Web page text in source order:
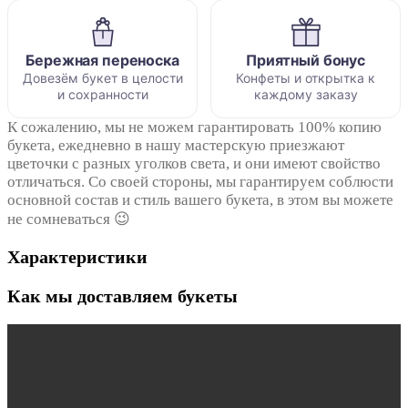
Бережная переноска
Довезём букет в целости
и сохранности
Приятный бонус
Конфеты и открытка к
каждому заказу
К сожалению, мы не можем гарантировать 100% копию
букета, ежедневно в нашу мастерскую приезжают
цветочки с разных уголков света, и они имеют свойство
отличаться. Со своей стороны, мы гарантируем соблюсти
основной состав и стиль вашего букета, в этом вы можете
не сомневаться 😉
Характеристики
Как мы доставляем букеты